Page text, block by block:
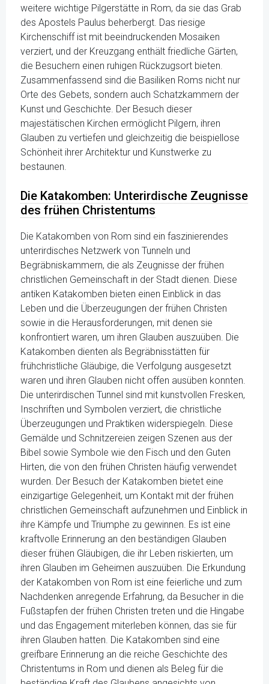
weitere wichtige Pilgerstätte in Rom, da sie das Grab
des Apostels Paulus beherbergt. Das riesige
Kirchenschiff ist mit beeindruckenden Mosaiken
verziert, und der Kreuzgang enthält friedliche Gärten,
die Besuchern einen ruhigen Rückzugsort bieten.
Zusammenfassend sind die Basiliken Roms nicht nur
Orte des Gebets, sondern auch Schatzkammern der
Kunst und Geschichte. Der Besuch dieser
majestätischen Kirchen ermöglicht Pilgern, ihren
Glauben zu vertiefen und gleichzeitig die beispiellose
Schönheit ihrer Architektur und Kunstwerke zu
bestaunen.
Die Katakomben: Unterirdische Zeugnisse
des frühen Christentums
Die Katakomben von Rom sind ein faszinierendes
unterirdisches Netzwerk von Tunneln und
Begräbniskammern, die als Zeugnisse der frühen
christlichen Gemeinschaft in der Stadt dienen. Diese
antiken Katakomben bieten einen Einblick in das
Leben und die Überzeugungen der frühen Christen
sowie in die Herausforderungen, mit denen sie
konfrontiert waren, um ihren Glauben auszuüben. Die
Katakomben dienten als Begräbnisstätten für
frühchristliche Gläubige, die Verfolgung ausgesetzt
waren und ihren Glauben nicht offen ausüben konnten.
Die unterirdischen Tunnel sind mit kunstvollen Fresken,
Inschriften und Symbolen verziert, die christliche
Überzeugungen und Praktiken widerspiegeln. Diese
Gemälde und Schnitzereien zeigen Szenen aus der
Bibel sowie Symbole wie den Fisch und den Guten
Hirten, die von den frühen Christen häufig verwendet
wurden. Der Besuch der Katakomben bietet eine
einzigartige Gelegenheit, um Kontakt mit der frühen
christlichen Gemeinschaft aufzunehmen und Einblick in
ihre Kämpfe und Triumphe zu gewinnen. Es ist eine
kraftvolle Erinnerung an den beständigen Glauben
dieser frühen Gläubigen, die ihr Leben riskierten, um
ihren Glauben im Geheimen auszuüben. Die Erkundung
der Katakomben von Rom ist eine feierliche und zum
Nachdenken anregende Erfahrung, da Besucher in die
Fußstapfen der frühen Christen treten und die Hingabe
und das Engagement miterleben können, das sie für
ihren Glauben hatten. Die Katakomben sind eine
greifbare Erinnerung an die reiche Geschichte des
Christentums in Rom und dienen als Beleg für die